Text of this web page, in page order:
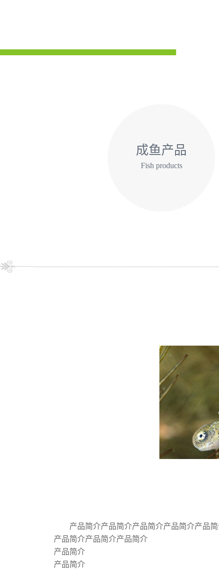
成鱼产品
Fish products
产品简介产品简介产品简介产品简介产品
产品简介产品简介产品简介
产品简介
产品简介